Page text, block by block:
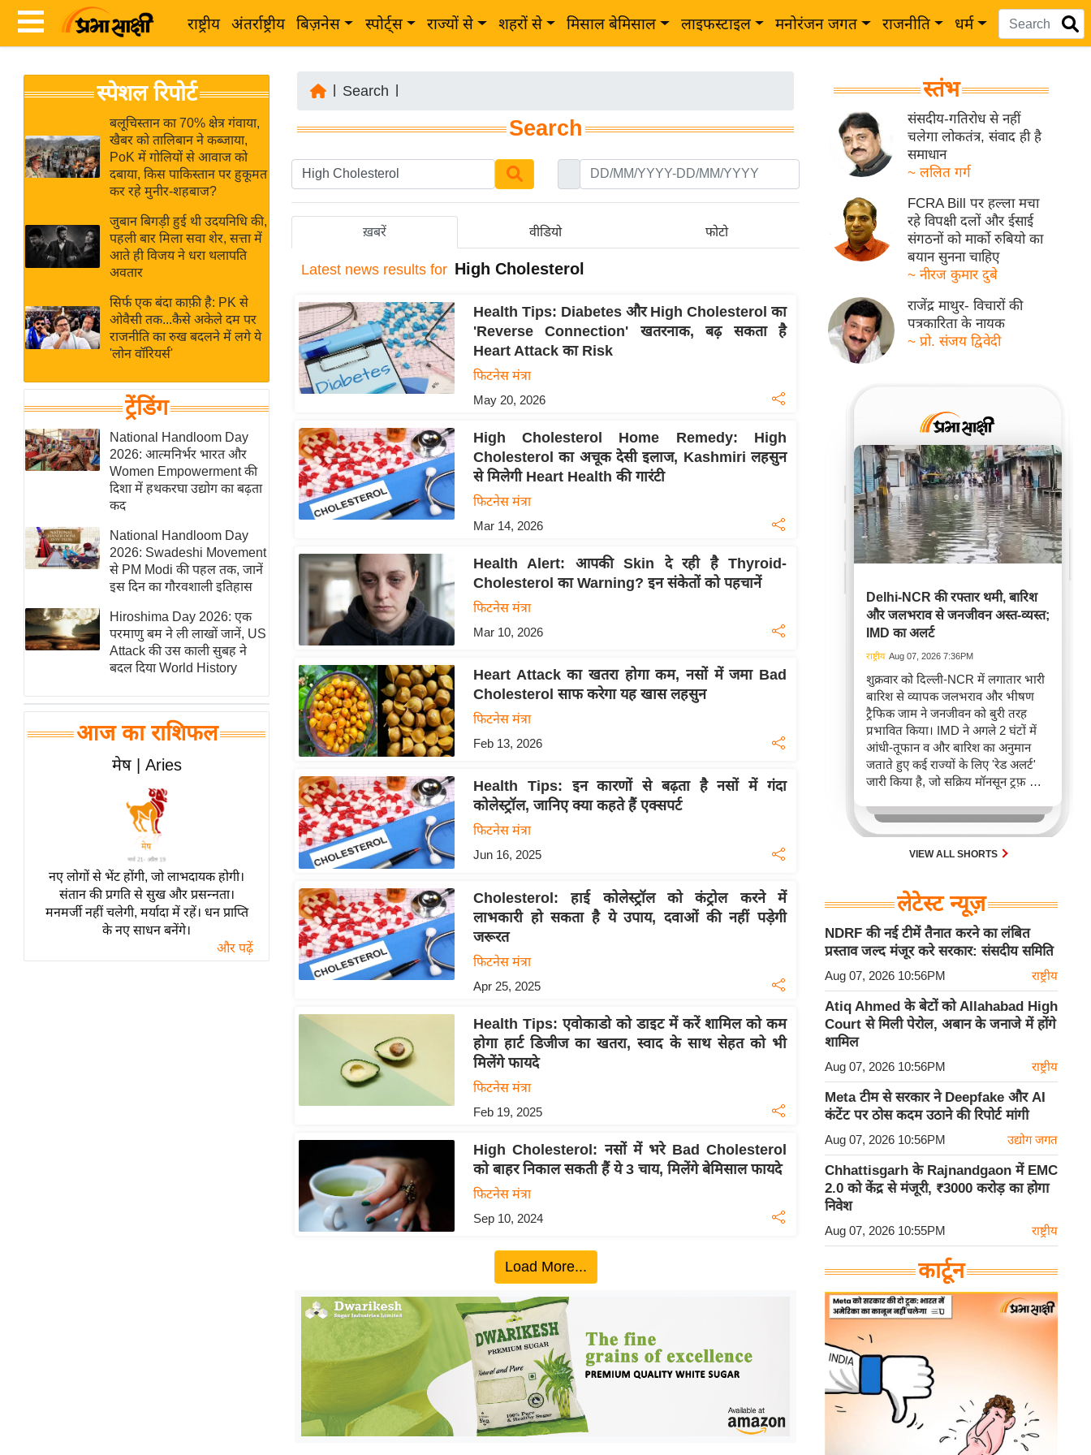
राष्ट्रीय अंतर्राष्ट्रीय बिज़नेस स्पोर्ट्स राज्यों से शहरों से मिसाल बेमिसाल लाइफस्टाइल मनोरंजन जगत राजनीति धर्म
News
Hindi
Hindi
Live
News in
Hindi
News
Hindi
Videos
ब
र
अंतर्राष्ट्रीय
बिज़नेस
उद्योग
विशेषज्ञ
राय
खेल
क्रिकेट
IPL
2026
मिसाल बेमिसाल
शख्सियत
यंग इंडिया
साहित्य जगत
ऑटो वर्ल्ड
न्यूज ब्रीफ
बॉलीवुड
हॉलीवुड
फिल्म समीक्षा
लाइफस्टाइल
टेक्नॉलॉजी
ब्यूटी/फैशन
घरेलू नुस्खे
पर्यटन स्थल
फिटनेस मंत्रा
स्पेशल रिपोर्ट
बलूचिस्तान का 70% क्षेत्र गंवाया,
खैबर को तालिबान ने कब्जाया,
PoK में गोलियों से आवाज को
दबाया, किस पाकिस्तान पर हुकूमत
कर रहे मुनीर-शहबाज?
जुबान बिगड़ी हुई थी उदयनिधि की,
पहली बार मिला सवा शेर, सत्ता में
आते ही विजय ने धरा थलापति
अवतार
सिर्फ एक बंदा काफ़ी है: PK से
ओवैसी तक...कैसे अकेले दम पर
राजनीति का रुख बदलने में लगे ये
'लोन वॉरियर्स'
ट्रेंडिंग
National Handloom Day
2026: आत्मनिर्भर भारत और
Women Empowerment की
दिशा में हथकरघा उद्योग का बढ़ता
कद
National Handloom Day
2026: Swadeshi Movement
से PM Modi की पहल तक, जानें
इस दिन का गौरवशाली इतिहास
Hiroshima Day 2026: एक
परमाणु बम ने ली लाखों जानें, US
Attack की उस काली सुबह ने
बदल दिया World History
आज का राशिफल
मेष | Aries
नए लोगों से भेंट होंगी, जो लाभदायक होगी।
संतान की प्रगति से सुख और प्रसन्नता।
मनमर्जी नहीं चलेगी, मर्यादा में रहें। धन प्राप्ति
के नए साधन बनेंगे।
और पढ़ें
Search
Search
ख़बरें वीडियो फोटो
Latest news results for High Cholesterol
Health Tips: Diabetes और High Cholesterol का
'Reverse Connection' खतरनाक, बढ़ सकता है
Heart Attack का Risk
फिटनेस मंत्रा
May 20, 2026
High Cholesterol Home Remedy: High
Cholesterol का अचूक देसी इलाज, Kashmiri लहसुन
से मिलेगी Heart Health की गारंटी
फिटनेस मंत्रा
Mar 14, 2026
Health Alert: आपकी Skin दे रही है Thyroid-
Cholesterol का Warning? इन संकेतों को पहचानें
फिटनेस मंत्रा
Mar 10, 2026
Heart Attack का खतरा होगा कम, नसों में जमा Bad
Cholesterol साफ करेगा यह खास लहसुन
फिटनेस मंत्रा
Feb 13, 2026
Health Tips: इन कारणों से बढ़ता है नसों में गंदा
कोलेस्ट्रॉल, जानिए क्या कहते हैं एक्सपर्ट
फिटनेस मंत्रा
Jun 16, 2025
Cholesterol: हाई कोलेस्ट्रॉल को कंट्रोल करने में
लाभकारी हो सकता है ये उपाय, दवाओं की नहीं पड़ेगी
जरूरत
फिटनेस मंत्रा
Apr 25, 2025
Health Tips: एवोकाडो को डाइट में करें शामिल को कम
होगा हार्ट डिजीज का खतरा, स्वाद के साथ सेहत को भी
मिलेंगे फायदे
फिटनेस मंत्रा
Feb 19, 2025
High Cholesterol: नसों में भरे Bad Cholesterol
को बाहर निकाल सकती हैं ये 3 चाय, मिलेंगे बेमिसाल फायदे
फिटनेस मंत्रा
Sep 10, 2024
Load More...
स्तंभ
संसदीय-गतिरोध से नहीं
चलेगा लोकतंत्र, संवाद ही है
समाधान
~ ललित गर्ग
FCRA Bill पर हल्ला मचा
रहे विपक्षी दलों और ईसाई
संगठनों को मार्को रुबियो का
बयान सुनना चाहिए
~ नीरज कुमार दुबे
राजेंद्र माथुर- विचारों की
पत्रकारिता के नायक
~ प्रो. संजय द्विवेदी
Delhi-NCR की रफ्तार थमी, बारिश
और जलभराव से जनजीवन अस्त-व्यस्त;
IMD का अलर्ट
राष्ट्रीय Aug 07, 2026 7:36PM
शुक्रवार को दिल्ली-NCR में लगातार भारी
बारिश से व्यापक जलभराव और भीषण
ट्रैफिक जाम ने जनजीवन को बुरी तरह
प्रभावित किया। IMD ने अगले 2 घंटों में
आंधी-तूफान व और बारिश का अनुमान
जताते हुए कई राज्यों के लिए 'रेड अलर्ट'
जारी किया है, जो सक्रिय मॉनसून ट्रफ़ और
जिससे यातायात बाधित होने के साथ-साथ
सफदरजंग अस्पताल में भी जलभराव की
स्थिति बनी।VIEW ALL SHORTS
लेटेस्ट न्यूज़
NDRF की नई टीमें तैनात करने का लंबित
प्रस्ताव जल्द मंजूर करे सरकार: संसदीय समिति
Aug 07, 2026 10:56PM राष्ट्रीय
Atiq Ahmed के बेटों को Allahabad High
Court से मिली पेरोल, अबान के जनाजे में होंगे
शामिल
Aug 07, 2026 10:56PM राष्ट्रीय
Meta टीम से सरकार ने Deepfake और AI
कंटेंट पर ठोस कदम उठाने की रिपोर्ट मांगी
Aug 07, 2026 10:56PM उद्योग जगत
Chhattisgarh के Rajnandgaon में EMC
2.0 को केंद्र से मंजूरी, ₹3000 करोड़ का होगा
निवेश
Aug 07, 2026 10:55PM राष्ट्रीय
कार्टून